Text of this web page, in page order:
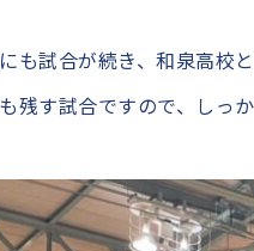
も試合が続き、和泉高校と
残す試合ですので、しっ